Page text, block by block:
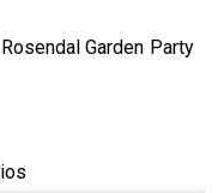
Garden Party